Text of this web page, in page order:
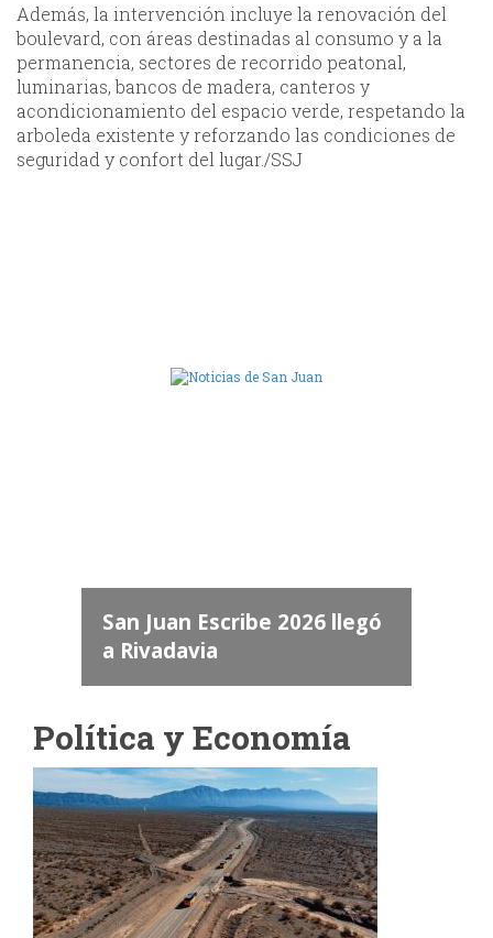
Además, la intervención incluye la renovación del
boulevard, con áreas destinadas al consumo y a la
permanencia, sectores de recorrido peatonal,
luminarias, bancos de madera, canteros y
acondicionamiento del espacio verde, respetando la
arboleda existente y reforzando las condiciones de
seguridad y confort del lugar./SSJ
San Juan Escribe 2026 llegó
a Rivadavia
Política y Economía